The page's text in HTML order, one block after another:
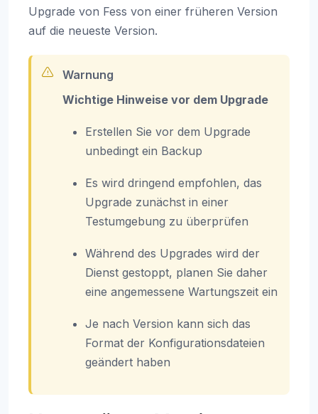
Upgrade von Fess von einer früheren Version
auf die neueste Version.
Warnung
Wichtige Hinweise vor dem Upgrade
Erstellen Sie vor dem Upgrade
unbedingt ein Backup
Es wird dringend empfohlen, das
Upgrade zunächst in einer
Testumgebung zu überprüfen
Während des Upgrades wird der
Dienst gestoppt, planen Sie daher
eine angemessene Wartungszeit ein
Je nach Version kann sich das
Format der Konfigurationsdateien
geändert haben